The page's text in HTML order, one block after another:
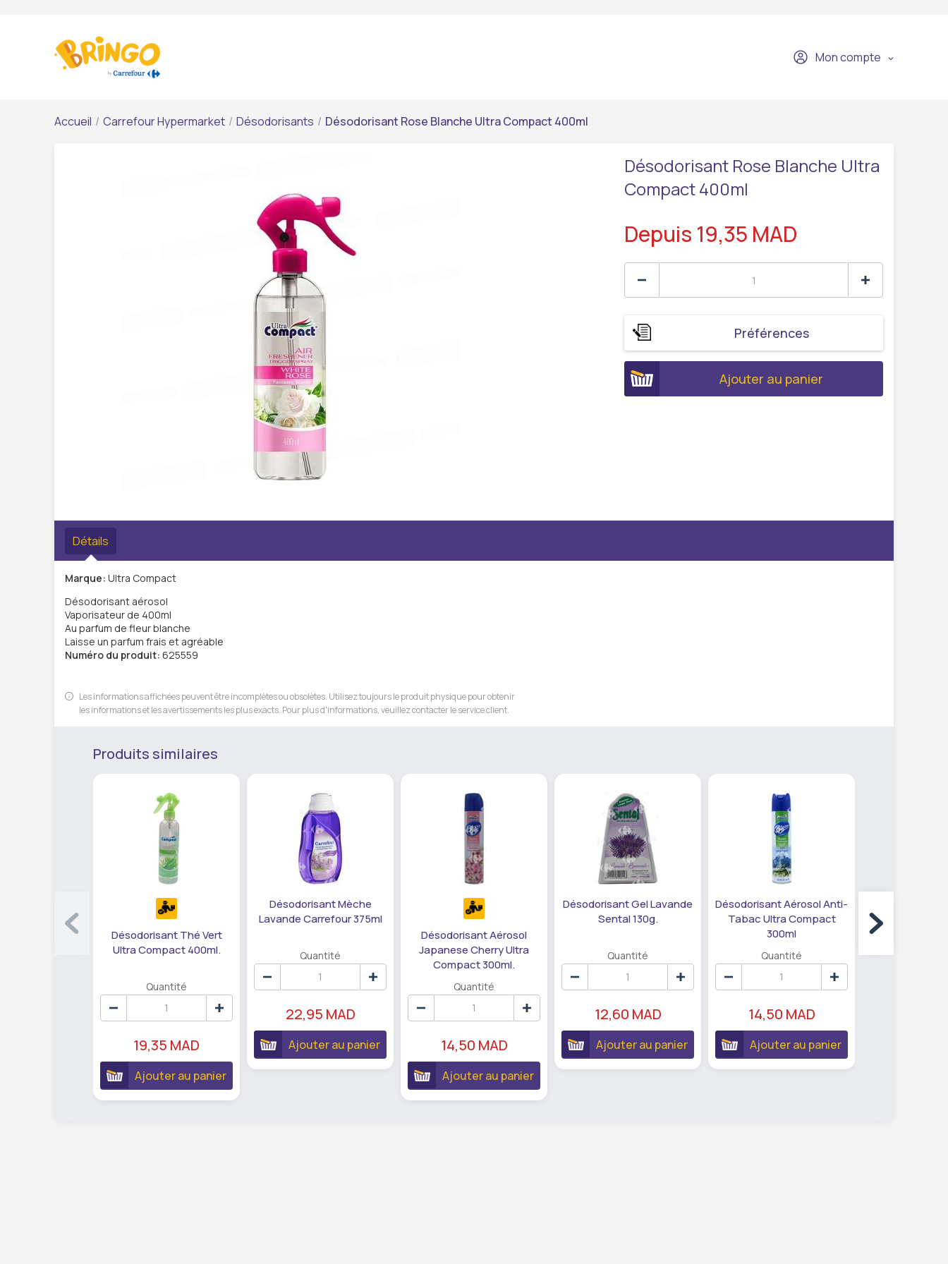
Mon compte
Accueil / Carrefour Hypermarket / Désodorisants / Désodorisant Rose Blanche Ultra Compact 400ml
Désodorisant Rose Blanche Ultra
Compact 400ml
Depuis 19,35 MAD
Préférences
Ajouter au panier
Détails
Marque: Ultra Compact
Désodorisant aérosol
Vaporisateur de 400ml
Au parfum de fleur blanche
Laisse un parfum frais et agréable
Numéro du produit: 625559
Les informations affichées peuvent être incomplètes ou obsolètes. Utilisez toujours le produit physique pour obtenir
les informations et les avertissements les plus exacts. Pour plus d'informations, veuillez contacter le service client.
Produits similaires
Désodorisant Thé Vert
Ultra Compact 400ml.
Quantité
19,35 MAD
Ajouter au panier
Désodorisant Mèche
Lavande Carrefour 375ml
Quantité
22,95 MAD
Ajouter au panier
Désodorisant Aérosol
Japanese Cherry Ultra
Compact 300ml.
Quantité
14,50 MAD
Ajouter au panier
Désodorisant Gel Lavande
Sental 130g.
Quantité
12,60 MAD
Ajouter au panier
Désodorisant Aérosol Anti-
Tabac Ultra Compact
300ml
Quantité
14,50 MAD
Ajouter au panier